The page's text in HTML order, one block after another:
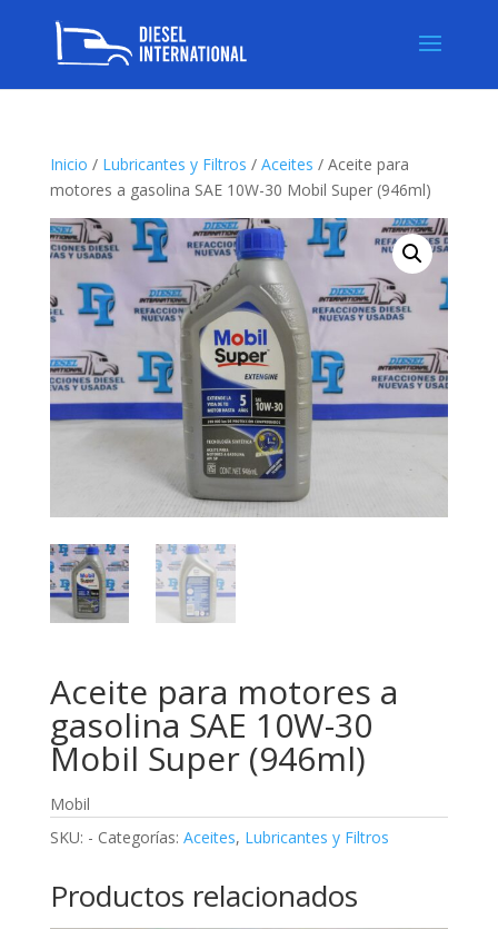
Inicio / Lubricantes y Filtros / Aceites / Aceite para
motores a gasolina SAE 10W-30 Mobil Super (946ml)
Aceite para motores a
gasolina SAE 10W-30
Mobil Super (946ml)
Mobil
SKU: - Categorías: Aceites, Lubricantes y Filtros
Productos relacionados